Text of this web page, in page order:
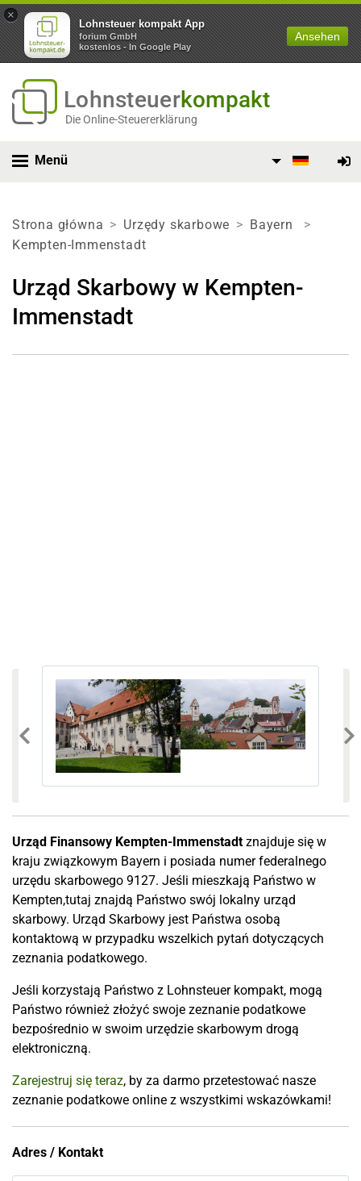
×
Lohnsteuer kompakt App
forium GmbH
kostenlos - In Google Play
Ansehen
Lohnsteuerkompakt
Die Online-Steuererklärung
Menü
Strona główna Urzędy skarbowe
Bayern
Kempten-Immenstadt
Urząd Skarbowy w Kempten-
Immenstadt
poprzedni obraz
Urząd Finansowy Kempten-Immenstadtznajduje się w
kraju związkowym Bayern i posiada numer federalnego
urzędu skarbowego 9127. Jeśli mieszkają Państwo w
Kempten,tutaj znajdą Państwo swój lokalny urząd
skarbowy. Urząd Skarbowy jest Państwa osobą
kontaktową w przypadku wszelkich pytań dotyczących
zeznania podatkowego.
Jeśli korzystają Państwo z Lohnsteuer kompakt, mogą
Państwo również złożyć swoje zeznanie podatkowe
bezpośrednio w swoim urzędzie skarbowym drogą
elektroniczną.
Zarejestruj się teraz, by za darmo przetestować nasze
zeznanie podatkowe online z wszystkimi wskazówkami!
Adres / Kontakt